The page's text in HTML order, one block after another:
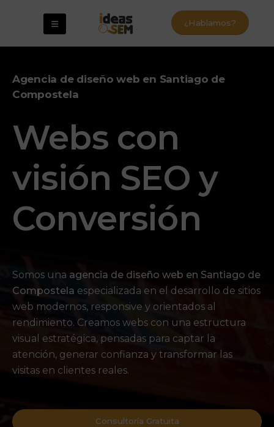
¿Hablamos?
Agencia de diseño web en Santiago de
Compostela
Webs con
visión SEO y
Conversión
Somos una agencia de diseño web en Santiago de
Compostela especializada en el desarrollo de sitios
web modernos, responsive y orientados al
rendimiento. Creamos webs con una estructura
visual estratégica, pensadas para captar la
atención, generar confianza y transformar las
visitas en clientes reales.
Consultoría Gratuita